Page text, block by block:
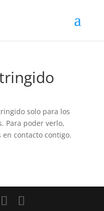
solo para los
Para poder verlo,
contacto contigo.